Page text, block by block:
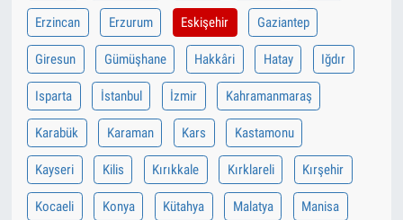
Erzincan Erzurum Eskişehir Gaziantep
Giresun Gümüşhane Hakkâri Hatay Iğdır
Isparta İstanbul İzmir Kahramanmaraş
Karabük Karaman Kars Kastamonu
Kayseri Kilis Kırıkkale Kırklareli Kırşehir
Kocaeli Konya Kütahya Malatya Manisa